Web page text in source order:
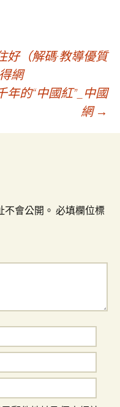
好（解碼·教導優質
網
的“中國紅”_中國
網 →
會公開。 必填欄位標